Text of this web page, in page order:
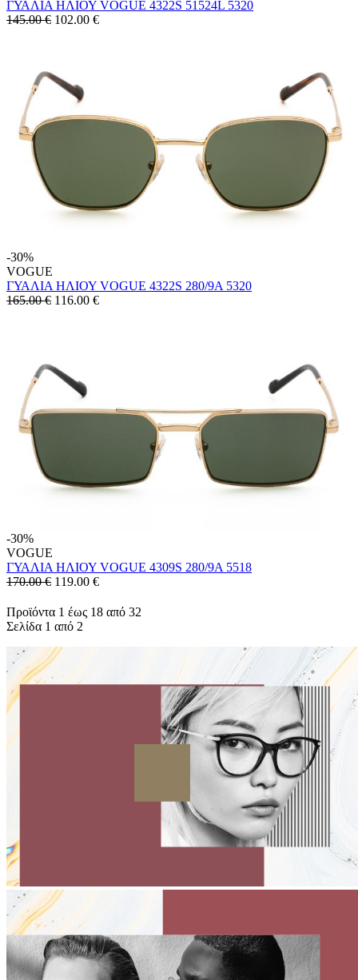
ΓΥΑΛΙΑ ΗΛΙΟΥ VOGUE 4322S 51524L 5320
145.00 € 102.00 €
-30%
VOGUE
ΓΥΑΛΙΑ ΗΛΙΟΥ VOGUE 4322S 280/9A 5320
165.00 € 116.00 €
-30%
VOGUE
ΓΥΑΛΙΑ ΗΛΙΟΥ VOGUE 4309S 280/9A 5518
170.00 € 119.00 €
Προϊόντα 1 έως 18 από 32
Σελίδα 1 από 2